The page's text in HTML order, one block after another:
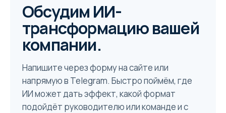
Обсудим ИИ-
трансформацию вашей
компании.
Напишите через форму на сайте или
напрямую в Telegram. Быстро поймём, где
ИИ может дать эффект, какой формат
подойдёт руководителю или команде и с